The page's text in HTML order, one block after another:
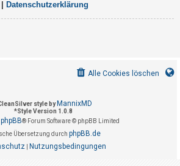
Datenschutzerklärung
Alle Cookies löschen
style by MannixMD
*Style Version 1.0.8
phpBB® Forum Software © phpBB Limited
Übersetzung durch phpBB.de
| Nutzungsbedingungen